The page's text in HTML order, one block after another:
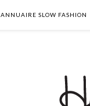
ANNUAIRE SLOW FASHION